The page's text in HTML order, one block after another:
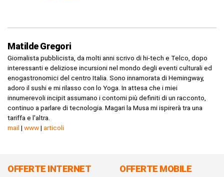
Matilde Gregori
Giornalista pubblicista, da molti anni scrivo di hi-tech e Telco, dopo
interessanti e deliziose incursioni nel mondo degli eventi culturali ed
enogastronomici del centro Italia. Sono innamorata di Hemingway,
adoro il sushi e mi rilasso con lo Yoga. In attesa che i miei
innumerevoli incipit assumano i contorni più definiti di un racconto,
continuo a parlare di tecnologia. Magari la Musa mi ispirerà tra una
tariffa e l'altra.
mail | www| articoli
OFFERTE INTERNET OFFERTE MOBILE